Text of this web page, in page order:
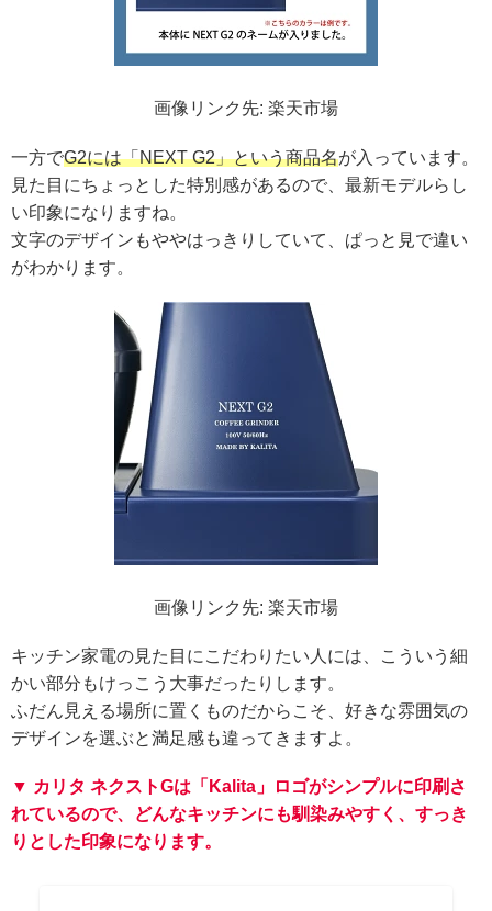
画像リンク先: 楽天市場
一方でG2には「NEXT G2」という商品名が入っています。
見た目にちょっとした特別感があるので、最新モデルらし
い印象になりますね。
文字のデザインもややはっきりしていて、ぱっと見で違い
がわかります。
画像リンク先: 楽天市場
キッチン家電の見た目にこだわりたい人には、こういう細
かい部分もけっこう大事だったりします。
ふだん見える場所に置くものだからこそ、好きな雰囲気の
デザインを選ぶと満足感も違ってきますよ。
▼ カリタ ネクストGは「Kalita」ロゴがシンプルに印刷さ
れているので、どんなキッチンにも馴染みやすく、すっき
りとした印象になります。